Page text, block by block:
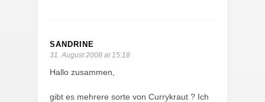
SANDRINE
31. August 2008 at 15:18
Hallo zusammen,
gibt es mehrere sorte von Currykraut ? Ich